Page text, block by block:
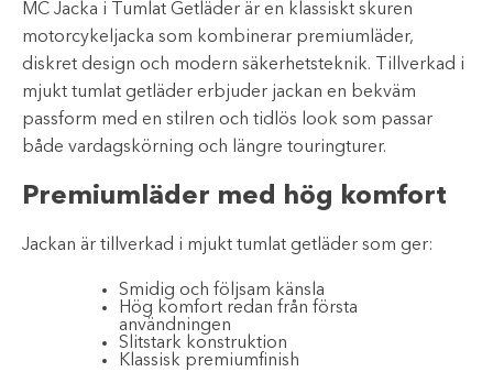
MC Jacka i Tumlat Getläder är en klassiskt skuren
motorcykeljacka som kombinerar premiumläder,
diskret design och modern säkerhetsteknik. Tillverkad i
mjukt tumlat getläder erbjuder jackan en bekväm
passform med en stilren och tidlös look som passar
både vardagskörning och längre touringturer.
Premiumläder med hög komfort
Jackan är tillverkad i mjukt tumlat getläder som ger:
Smidig och följsam känsla
Hög komfort redan från första
användningen
Slitstark konstruktion
Klassisk premiumfinish